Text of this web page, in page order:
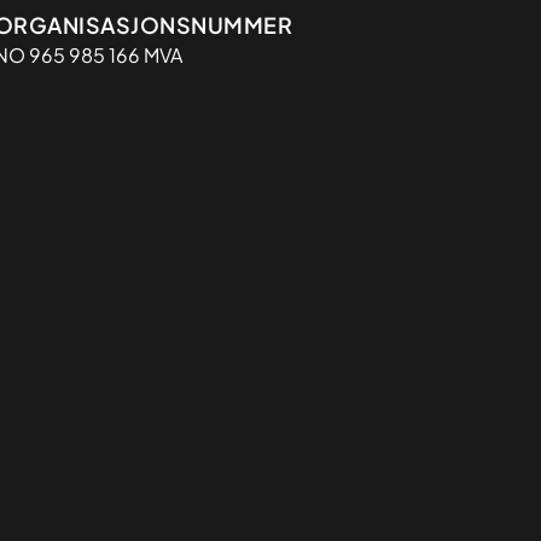
965 985 166 MVA